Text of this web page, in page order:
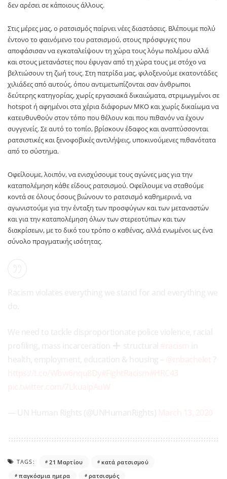
δεν αρέσει σε κάποιους άλλους.
Στις μέρες μας, ο ρατσισμός παίρνει νέες διαστάσεις. Βλέπουμε πολύ
έντονο το φαινόμενο του ρατσισμού, στους πρόσφυγες που
αποφάσισαν να εγκαταλείψουν τη χώρα τους λόγω πολέμου αλλά
και στους μετανάστες που έφυγαν από τη χώρα τους με στόχο να
βελτιώσουν τη ζωή τους. Στη πατρίδα μας, φιλοξενούμε εκατοντάδες
χιλιάδες από αυτούς, όπου αντιμετωπίζονται σαν άνθρωποι
δεύτερης κατηγορίας, χωρίς εργασιακά δικαιώματα, στριμωγμένοι σε
hotspot ή αφημένοι στα χέρια διάφορων ΜΚΟ και χωρίς δικαίωμα να
κατευθυνθούν στον τόπο που θέλουν και που πιθανόν να έχουν
συγγενείς. Σε αυτό το τοπίο, βρίσκουν έδαφος και αναπτύσσονται
ρατσιστικές και ξενοφοβικές αντιλήψεις, υποκινούμενες πιθανότατα
από τo σύστημα.
Οφείλουμε, λοιπόν, να ενισχύσουμε τους αγώνες μας για την
καταπολέμηση κάθε είδους ρατσισμού. Οφείλουμε να σταθούμε
κοντά σε όλους όσους βιώνουν το ρατσισμό καθημερινά, να
αγωνιστούμε για την ένταξη των προσφύγων και των μεταναστών
και για την καταπολέμηση όλων των στερεοτύπων και των
διακρίσεων, με το δικό του τρόπο ο καθένας, αλλά ενωμένοι ως ένα
σύνολο πραγματικής ισότητας.
TAGS: 21 Μαρτίου
κατά ρατσισμού
παγκόσμια ημερα
ρατσισμός